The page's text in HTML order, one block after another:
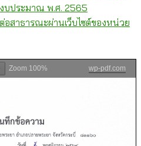
บประมาณ พ.ศ. 2565
อสาธารณะผ่านเว็บไซต์ของหน่วย
Zoom 100% wp-pdf.com